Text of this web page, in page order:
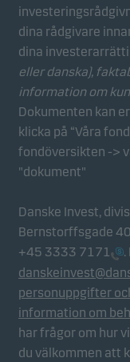
dina rådgivare
dina
eller danska),
information om
Dokumenten kan
klicka på “Våra
fondöversikten ->
"dokument"
Danske Invest,
Bernstorffsgade
+45 3333 7171
.
personuppgifter
information om
har frågor om hur
du välkommen att
Vi använder
hos besökare
Detta gör det
webbplatsens
beteende så att
innehåll.